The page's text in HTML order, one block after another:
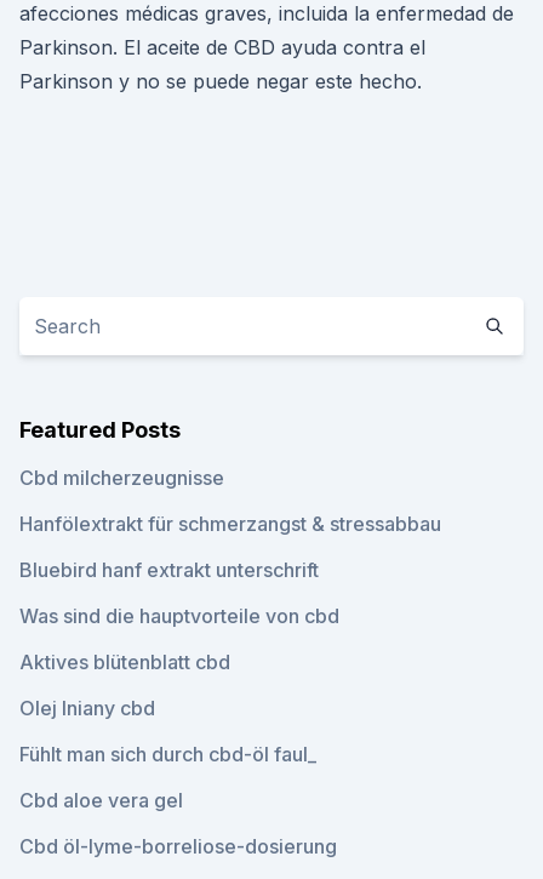
afecciones médicas graves, incluida la enfermedad de
Parkinson. El aceite de CBD ayuda contra el
Parkinson y no se puede negar este hecho.
Featured Posts
Cbd milcherzeugnisse
Hanfölextrakt für schmerzangst & stressabbau
Bluebird hanf extrakt unterschrift
Was sind die hauptvorteile von cbd
Aktives blütenblatt cbd
Olej lniany cbd
Fühlt man sich durch cbd-öl faul_
Cbd aloe vera gel
Cbd öl-lyme-borreliose-dosierung